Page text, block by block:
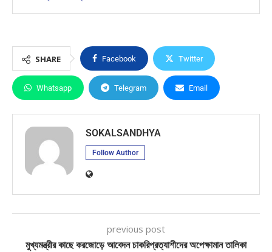
SHARE Facebook Twitter
Whatsapp Telegram Email
SOKALSANDHYA
Follow Author
previous post
মুখ্যমন্ত্রীর কাছে করজোড়ে আবেদন চাকরিপ্রত্যাশীদের অপেক্ষামান তালিকা